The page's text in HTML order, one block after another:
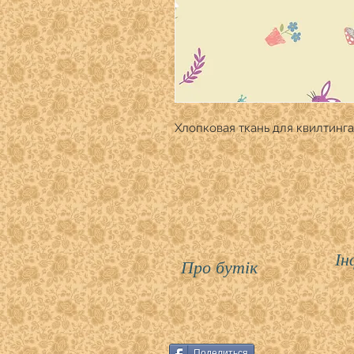
Хлопковая ткань для
Про бутік